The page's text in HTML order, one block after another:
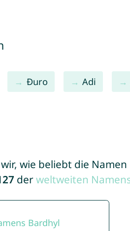
Đuro Adi
wie beliebt die
derweltweiten